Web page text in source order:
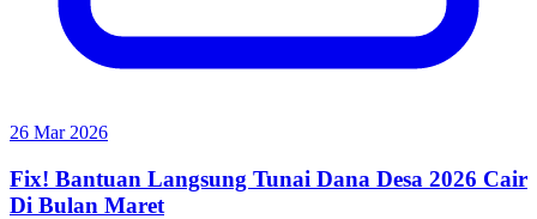
26 Mar 2026
Fix! Bantuan Langsung Tunai Dana Desa 2026 Cair
Di Bulan Maret